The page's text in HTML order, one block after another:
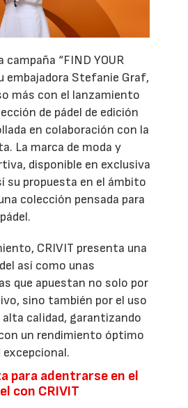
campaña “FIND YOUR
embajadora Stefanie Graf,
más con el lanzamiento
de pádel de edición
en colaboración con la
La marca de moda y
disponible en exclusiva
su propuesta en el ámbito
colección pensada para
CRIVIT presenta una
así como unas
que apuestan no solo por
sino también por el uso
alta calidad, garantizando
un rendimiento óptimo
excepcional.
para adentrarse en el
con CRIVIT